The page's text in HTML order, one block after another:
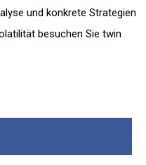
und konkrete Strategien
besuchen Sie twin